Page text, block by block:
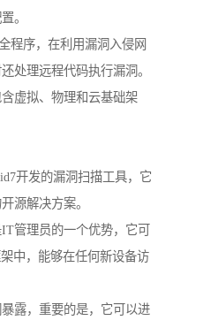
。
程序，在利用漏洞入侵网
处理远程代码执行漏洞。
虚拟、物理和云基础架
开发的漏洞扫描工具，它
源解决方案。
管理员的一个优势，它可
中，能够在任何新设备访
露，重要的是，它可以进